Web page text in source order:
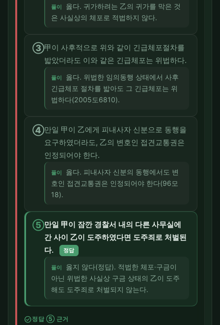
풀이
옳다. 귀가하려는 乙의 귀가를 막은 것
은 사실상의 체포로 적법하지 않다.
③甲이 사후적으로 위와 같이 긴급체포절차를
밟았더라도 이와 같은 긴급체포는 위법하다.
풀이
옳다. 위법한 임의동행 상태에서 사후
긴급체포 절차를 밟아도 그 긴급체포는 위
법하다(2005도6810).
④만일 甲이 乙에게 피내사자 신분으로 동행을
요구하였더라도, 乙의 변호인 접견교통권은
인정되어야 한다.
풀이
옳다. 피내사자 신분의 동행에서도 변
호인 접견교통권은 인정되어야 한다(96모
18).
⑤만일 甲이 잠깐 경찰서 내의 다른 사무실에
간 사이 乙이 도주하였다면 도주죄로 처벌된
다.
정답
풀이
옳지 않다(정답). 적법한 체포·구금이
아닌 위법한 사실상 구금 상태의 乙이 도주
해도 도주죄로 처벌되지 않는다.
check_circle정답 ⑤ 근거